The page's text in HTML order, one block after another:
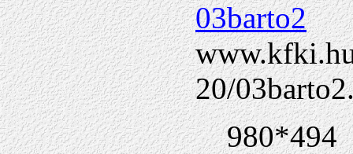
03barto2
20/
980*494